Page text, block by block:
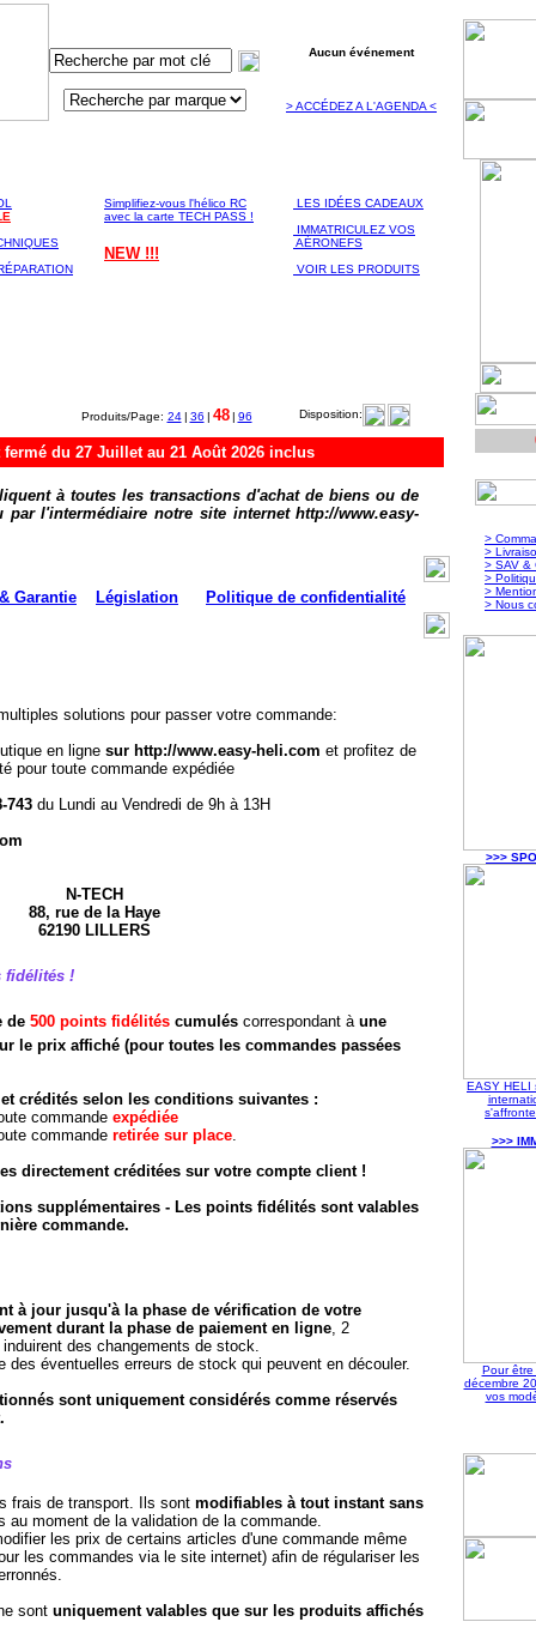
Aucun événement
> ACCÉDEZ A L'AGENDA <
Simplifiez-vous l'hélico RC
avec la carte TECH PASS !
NEW !!!
LES IDÉES CADEAUX
IMMATRICULEZ VOS
AÉRONEFS
VOIR LES PRODUITS
Produits/Page: 24 | 36 | 48 | 96 Disposition:
fermé du 27 Juillet au 21 Août 2026 inclus
à toutes les transactions d'achat de biens ou de
par l'intermédiaire notre site internet http://www.easy-
Garantie Législation Politique de confidentialité
solutions pour passer votre commande:
en lignesur http://www.easy-heli.com et profitez de
pour toute commande expédiée
743du Lundi au Vendredi de 9h à 13H
N-TECH
88, rue de la Haye
62190 LILLERS
fidélités !
de 500 points fidélités cumulés correspondant à une
le prix affiché (pour toutes les commandes passées
crédités selon les conditions suivantes :
commande expédiée
commande retirée sur place.
directement créditées sur votre compte client !
supplémentaires - Les points fidélités sont valables
commande.
à jour jusqu'à la phase de vérification de votre
durant la phase de paiement en ligne, 2
des changements de stock.
des éventuelles erreurs de stock qui peuvent en découler.
sont uniquement considérés comme réservés
frais de transport. Ils sont modifiables à tout instant sans
moment de la validation de la commande.
les prix de certains articles d'une commande même
les commandes via le site internet) afin de régulariser les
sont uniquement valables que sur les produits affichés
>
>
> SAV &
>
>
> Nous
>>>
EASY HELI
>>>
Pour
décembre
vos